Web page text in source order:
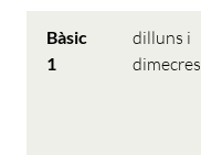
Bàsic
1
dilluns i
dimecres